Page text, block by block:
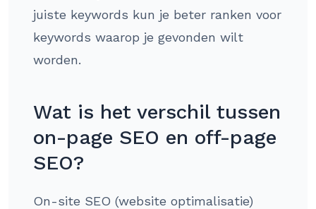
juiste keywords kun je beter ranken voor
keywords waarop je gevonden wilt
worden.
Wat is het verschil tussen
on-page SEO en off-page
SEO?
On-site SEO (website optimalisatie)